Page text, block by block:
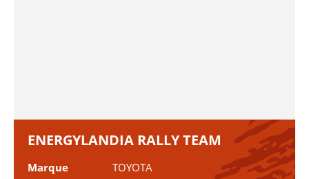
ENERGYLANDIA RALLY TEAM
Marque
TOYOTA